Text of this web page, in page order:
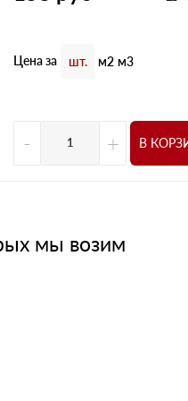
Цена за шт. м2 м3
- + В
мы возим